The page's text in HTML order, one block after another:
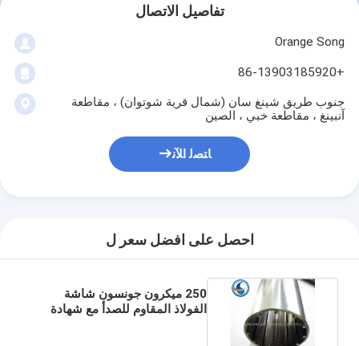
تفاصيل الاتصال
Orange Song
+86-13903185920
جنوب طريق شينغ سان (شمال قرية شوتوان) ، مقاطعة
آنبينغ ، مقاطعة خبي ، الصين
ﺎﺘﺼﻟ ﺍﻶﻧ
احصل على افضل سعر ل
250 ميكرون جونسون شاشة
الفولاذ المقاوم للصدأ مع شهادة